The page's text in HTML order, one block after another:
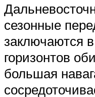
сезонные
заключаются
горизонтов
большая